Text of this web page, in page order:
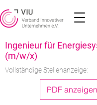
Ingenieur für
(m/w/x)
Vollständige Stellenanzeige:
PDF anzeigen